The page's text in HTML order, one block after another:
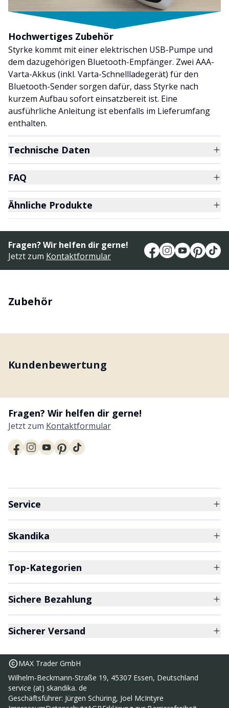
Hochwertiges Zubehör
Styrke kommt mit einer elektrischen USB-Pumpe und
dem dazugehörigen Bluetooth-Empfänger. Zwei AAA-
Varta-Akkus (inkl. Varta-Schnellladegerät) für den
Bluetooth-Sender sorgen dafür, dass Styrke nach
kurzem Aufbau sofort einsatzbereit ist. Eine
ausführliche Anleitung ist ebenfalls im Lieferumfang
enthalten.
Technische Daten
FAQ
Ähnliche Produkte
Fragen? Wir helfen dir gerne!
Jetzt zum Kontaktformular
Zubehör
Kundenbewertung
Fragen? Wir helfen dir gerne!
Jetzt zum Kontaktformular
Service
Skandika
Top-Kategorien
Sichere Bezahlung
Sicherer Versand
MAX Trader GmbH
Wilhelm-Beckmann-Straße 19, 45307 Essen, Deutschland
service (at) skandika. de
Geschäftsführer: Jürgen Schüring, Joel McIntyre